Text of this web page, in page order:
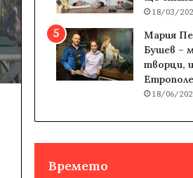
18/03/
Мария
Бушев –
творци,
Етрополе
18/06/
Времето